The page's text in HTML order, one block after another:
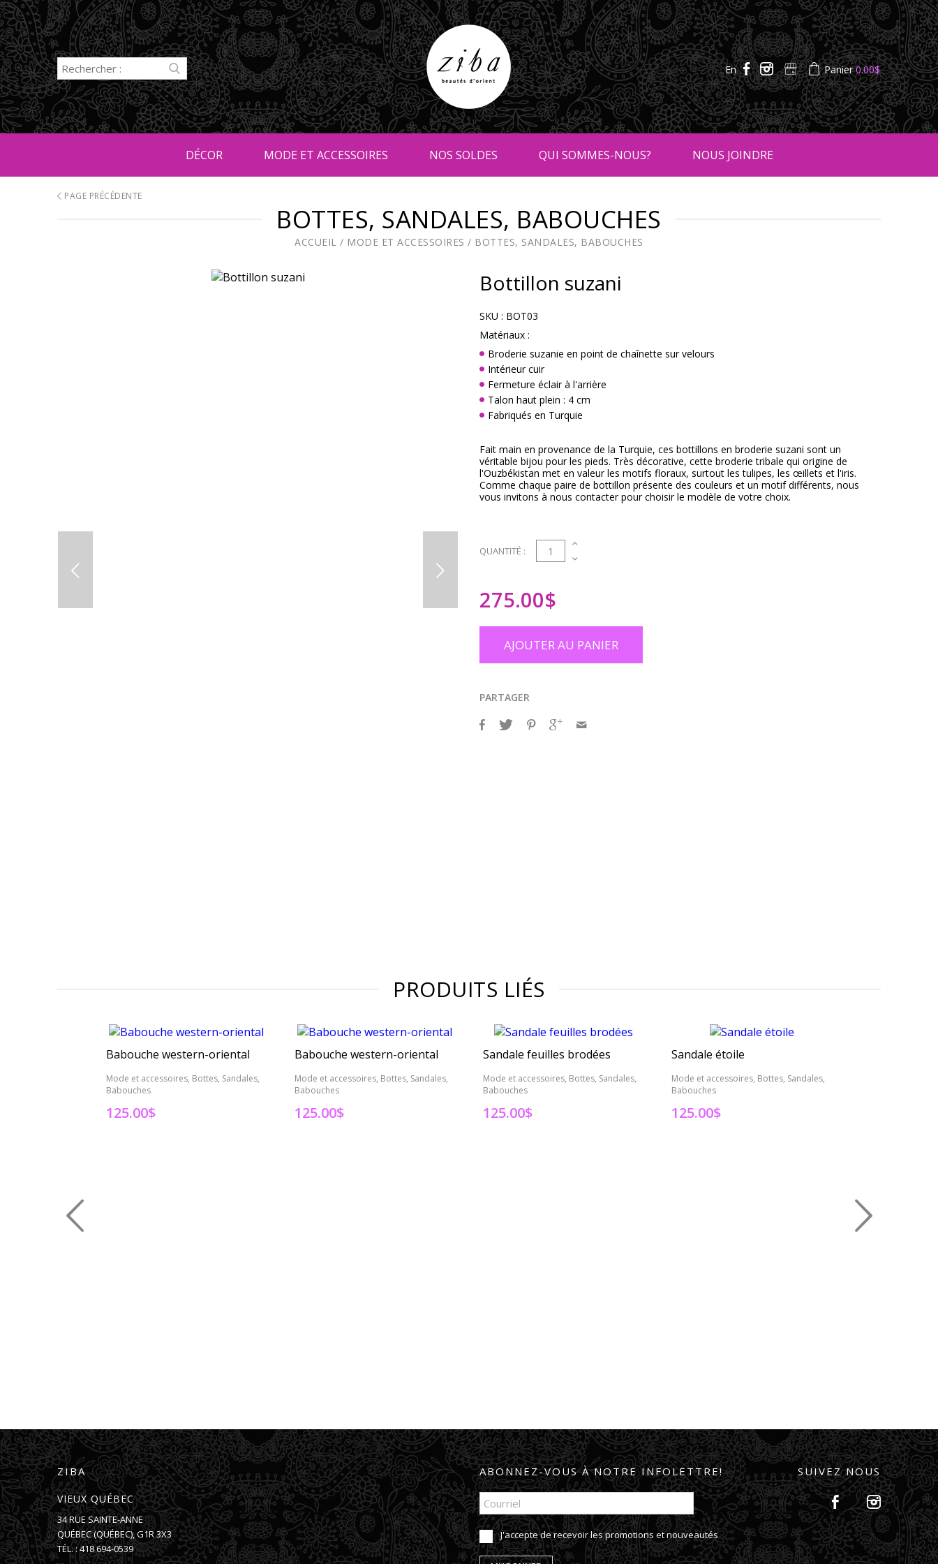
En Panier0.00$
DÉCOR MODE ET ACCESSOIRES NOS SOLDES QUI SOMMES-NOUS? NOUS JOINDRE
PAGE PRÉCÉDENTE
BOTTES, SANDALES, BABOUCHES
ACCUEIL / MODE ET ACCESSOIRES / BOTTES, SANDALES, BABOUCHES
Bottillon suzani
SKU : BOT03
Matériaux :
Broderie suzanie en point de chaînette sur velours
Intérieur cuir
Fermeture éclair à l'arrière
Talon haut plein : 4 cm
Fabriqués en Turquie
Fait main en provenance de la Turquie, ces bottillons en broderie suzani sont un
véritable bijou pour les pieds. Très décorative, cette broderie tribale qui origine de
l'Ouzbékistan met en valeur les motifs floraux, surtout les tulipes, les œillets et l'iris.
Comme chaque paire de bottillon présente des couleurs et un motif différents, nous
vous invitons à nous contacter pour choisir le modèle de votre choix.
QUANTITÉ : 1
275.00$
AJOUTER AU PANIER
PARTAGER
PRODUITS LIÉS
Babouche western-oriental
Mode et accessoires, Bottes, Sandales,
Babouches
125.00$
Babouche western-oriental
Mode et accessoires, Bottes, Sandales,
Babouches
125.00$
Sandale feuilles brodées
Mode et accessoires, Bottes, Sandales,
Babouches
125.00$
Sandale étoile
Mode et accessoires, Bottes, Sandales,
Babouches
125.00$
ZIBA
VIEUX QUÉBEC
34 RUE SAINTE-ANNE
QUÉBEC(QUÉBEC),G1R 3X3
TÉL. :418 694-0539
ABONNEZ-VOUS À NOTRE INFOLETTRE!
J'accepte de recevoir les promotions et nouveautés
SUIVEZ NOUS